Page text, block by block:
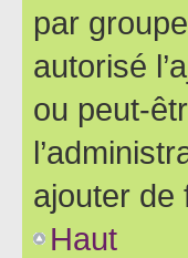
par
autorisé
ou peut-
ajouter de
Haut